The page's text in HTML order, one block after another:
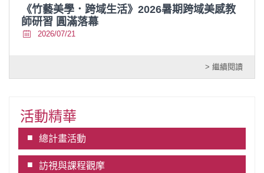
《竹藝美學．跨域生活》2026暑期跨域美感教
師研習 圓滿落幕
2026/07/21
> 繼續閱讀
活動精華
總計畫活動
訪視與課程觀摩